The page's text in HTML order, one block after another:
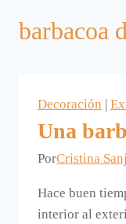
barbacoa
Decoración |
Una
PorCristina
Hace buen
interior al